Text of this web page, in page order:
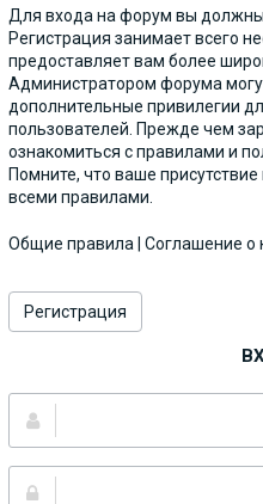
Для входа на форум вы
Регистрация занимает всего
предоставляет вам более
Администратором форума
дополнительные привилегии
пользователей. Прежде чем
ознакомиться с правилами и
Помните, что ваше
всеми правилами.
Общие правила Соглашение о
Регистрация